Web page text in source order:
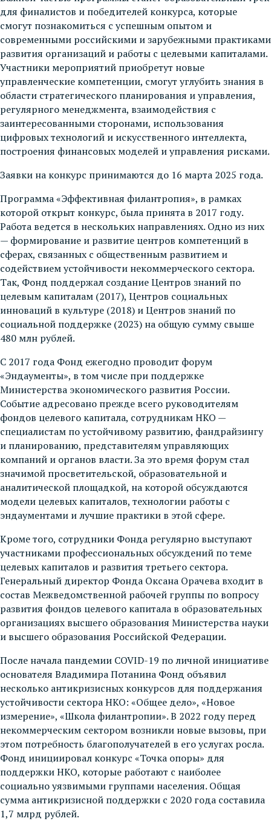
для финалистов и победителей конкурса, которые
смогут познакомиться с успешным опытом и
современными российскими и зарубежными практиками
развития организаций и работы с целевыми капиталами.
Участники мероприятий приобретут новые
управленческие компетенции, смогут углубить знания в
области стратегического планирования и управления,
регулярного менеджмента, взаимодействия с
заинтересованными сторонами, использования
цифровых технологий и искусственного интеллекта,
построения финансовых моделей и управления рисками.
Заявки на конкурс принимаются до 16 марта 2025 года.
Программа «Эффективная филантропия», в рамках
которой открыт конкурс, была принята в 2017 году.
Работа ведется в нескольких направлениях. Одно из них
— формирование и развитие центров компетенций в
сферах, связанных с общественным развитием и
содействием устойчивости некоммерческого сектора.
Так, Фонд поддержал создание Центров знаний по
целевым капиталам (2017), Центров социальных
инноваций в культуре (2018) и Центров знаний по
социальной поддержке (2023) на общую сумму свыше
480 млн рублей.
С 2017 года Фонд ежегодно проводит форум
«Эндаументы», в том числе при поддержке
Министерства экономического развития России.
Событие адресовано прежде всего руководителям
фондов целевого капитала, сотрудникам НКО —
специалистам по устойчивому развитию, фандрайзингу
и планированию, представителям управляющих
компаний и органов власти. За это время форум стал
значимой просветительской, образовательной и
аналитической площадкой, на которой обсуждаются
модели целевых капиталов, технологии работы с
эндаументами и лучшие практики в этой сфере.
Кроме того, сотрудники Фонда регулярно выступают
участниками профессиональных обсуждений по теме
целевых капиталов и развития третьего сектора.
Генеральный директор Фонда Оксана Орачева входит в
состав Межведомственной рабочей группы по вопросу
развития фондов целевого капитала в образовательных
организациях высшего образования Министерства науки
и высшего образования Российской Федерации.
После начала пандемии COVID-19 по личной инициативе
основателя Владимира Потанина Фонд объявил
несколько антикризисных конкурсов для поддержания
устойчивости сектора НКО: «Общее дело», «Новое
измерение», «Школа филантропии». В 2022 году перед
некоммерческим сектором возникли новые вызовы, при
этом потребность благополучателей в его услугах росла.
Фонд инициировал конкурс «Точка опоры» для
поддержки НКО, которые работают с наиболее
социально уязвимыми группами населения. Общая
сумма антикризисной поддержки с 2020 года составила
1,7 млрд рублей.